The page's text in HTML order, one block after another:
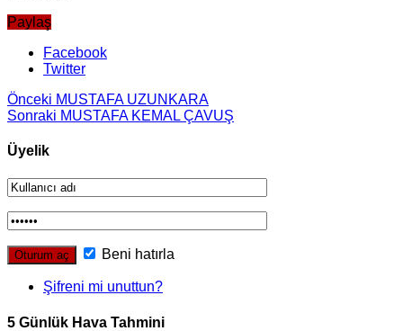
Paylaş
Facebook
Twitter
Önceki MUSTAFA UZUNKARA
Sonraki MUSTAFA KEMAL ÇAVUŞ
Üyelik
Beni hatırla
Şifreni mi unuttun?
5 Günlük Hava Tahmini